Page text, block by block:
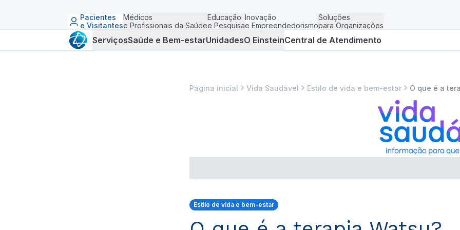
Pacientes
e Visitantes
Médicos
e Profissionais da Saúde
Educação
e Pesquisa
Inovação
e Empreendedorismo
Soluções
para Organizações
ServiçosSaúde e Bem-estarUnidadesO EinsteinCentral de Atendimento
Página inicial Vida Saudável Estilo de vida e bem-estar O que é a
Estilo de vida e bem-estar